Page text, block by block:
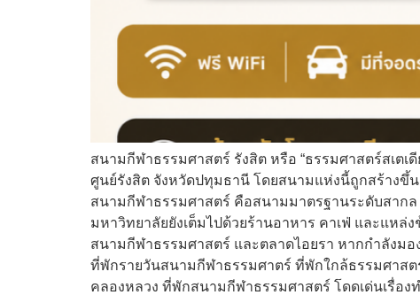
สนามกีฬาธรรมศาสตร์ รังสิต หรือ “ธรรมศาสตร์สเตเดี
ศูนย์รังสิต จังหวัดปทุมธานี โดยสนามแห่งนี้ถูกสร้างขึ้
สนามกีฬาธรรมศาสตร์ คือสนามมาตรฐานระดับสาก
มหาวิทยาลัยยังเต็มไปด้วยร้านอาหาร คาเฟ่ และแห
สนามกีฬาธรรมศาสตร์ และตลาดไอยรา หากกำลังม
ที่พักรายวันสนามกีฬาธรรมศาตร์ ที่พักใกล้ธรรมศาสต
คลองหลวง ที่พักสนามกีฬาธรรมศาสตร์ โดดเด่นเรื่อง